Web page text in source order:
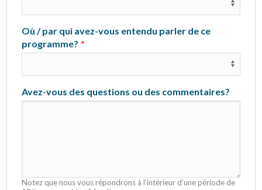
Où / par qui avez-vous entendu parler de ce
programme?
Avez-vous des questions ou des commentaires?
Notez que nous vous répondrons à l’intérieur d’une période de